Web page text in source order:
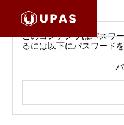
このコンテンツはパスワ
るには以下にパスワード